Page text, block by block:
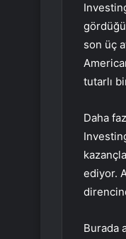
son üç
tutarlı
Daha
ediyor.
Burada